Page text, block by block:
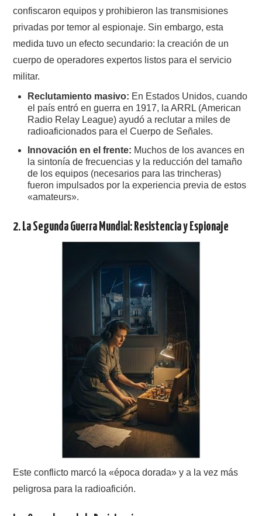
SOLICITUD DE INGRESO
SOTA Y POTA
WAVELOG
AUTENTIFICACIÓN DE MIEMBROS DEL
CRECJ
MUMLA APP ( MUY FÁCIL )
confiscaron equipos y prohibieron las transmisiones
privadas por temor al espionaje. Sin embargo, esta
medida tuvo un efecto secundario: la creación de un
cuerpo de operadores expertos listos para el servicio
militar.
Reclutamiento masivo: En Estados Unidos, cuando
el país entró en guerra en 1917, la ARRL (American
Radio Relay League) ayudó a reclutar a miles de
radioaficionados para el Cuerpo de Señales.
Innovación en el frente: Muchos de los avances en
la sintonía de frecuencias y la reducción del tamaño
de los equipos (necesarios para las trincheras)
fueron impulsados por la experiencia previa de estos
«amateurs».
2. La Segunda Guerra Mundial: Resistencia y Espionaje
Este conflicto marcó la «época dorada» y a la vez más
peligrosa para la radioafición.